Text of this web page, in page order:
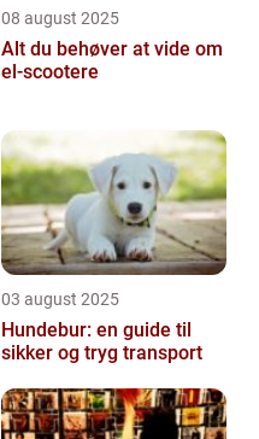
08 august 2025
Alt du behøver at vide om
el-scootere
03 august 2025
Hundebur: en guide til
sikker og tryg transport